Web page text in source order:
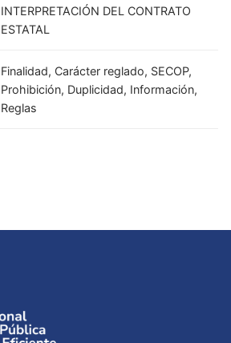
INTERPRETACIÓN DEL CONTRATO
ESTATAL
Finalidad, Carácter reglado, SECOP,
Prohibición, Duplicidad, Información,
Reglas